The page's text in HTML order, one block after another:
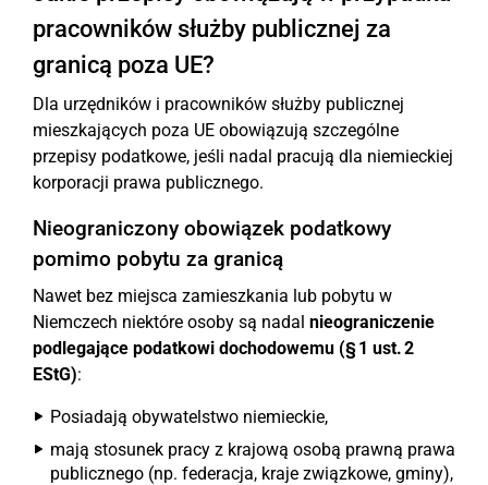
pracowników służby publicznej za
granicą poza UE?
Dla urzędników i pracowników służby publicznej
mieszkających poza UE obowiązują szczególne
przepisy podatkowe, jeśli nadal pracują dla niemieckiej
korporacji prawa publicznego.
Nieograniczony obowiązek podatkowy
pomimo pobytu za granicą
Nawet bez miejsca zamieszkania lub pobytu w
Niemczech niektóre osoby są nadal nieograniczenie
podlegające podatkowi dochodowemu (§ 1 ust. 2
EStG):
Posiadają obywatelstwo niemieckie,
mają stosunek pracy z krajową osobą prawną prawa
publicznego (np. federacja, kraje związkowe, gminy),